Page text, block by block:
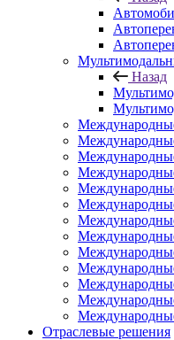
Назад
Отраслевые решения